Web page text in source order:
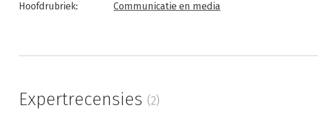
Hoofdrubriek: Communicatie en media
Expertrecensies (2)